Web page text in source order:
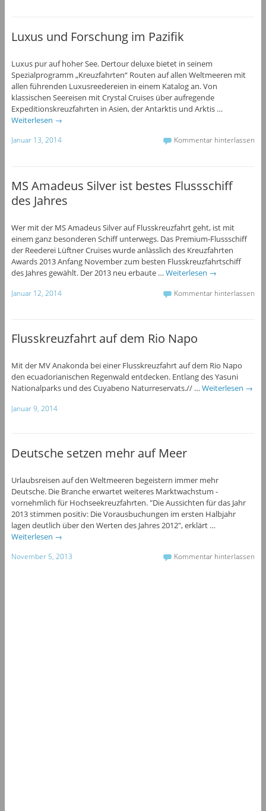
Luxus und Forschung im Pazifik
Luxus pur auf hoher See. Dertour deluxe bietet in seinem
Spezialprogramm „Kreuzfahrten“ Routen auf allen Weltmeeren mit
allen führenden Luxusreedereien in einem Katalog an. Von
klassischen Seereisen mit Crystal Cruises über aufregende
Expeditionskreuzfahrten in Asien, der Antarktis und Arktis …
Weiterlesen →
Januar 13, 2014 Kommentar hinterlassen
MS Amadeus Silver ist bestes Flussschiff
des Jahres
Wer mit der MS Amadeus Silver auf Flusskreuzfahrt geht, ist mit
einem ganz besonderen Schiff unterwegs. Das Premium-Flussschiff
der Reederei Lüftner Cruises wurde anlässlich des Kreuzfahrten
Awards 2013 Anfang November zum besten Flusskreuzfahrtschiff
des Jahres gewählt. Der 2013 neu erbaute … Weiterlesen →
Januar 12, 2014 Kommentar hinterlassen
Flusskreuzfahrt auf dem Rio Napo
Mit der MV Anakonda bei einer Flusskreuzfahrt auf dem Rio Napo
den ecuadorianischen Regenwald entdecken. Entlang des Yasuni
Nationalparks und des Cuyabeno Naturreservats.// … Weiterlesen →
Januar 9, 2014
Deutsche setzen mehr auf Meer
Urlaubsreisen auf den Weltmeeren begeistern immer mehr
Deutsche. Die Branche erwartet weiteres Marktwachstum -
vornehmlich für Hochseekreuzfahrten. "Die Aussichten für das Jahr
2013 stimmen positiv: Die Vorausbuchungen im ersten Halbjahr
lagen deutlich über den Werten des Jahres 2012", erklärt …
Weiterlesen →
November 5, 2013 Kommentar hinterlassen